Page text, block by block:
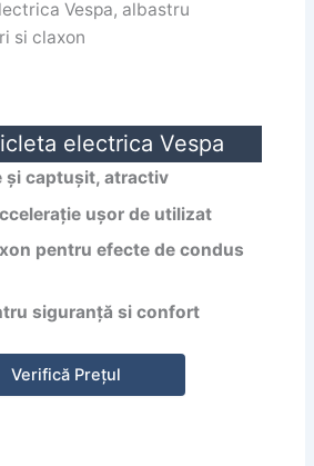
electrica Vespa
și captușit, atractiv
ușor de utilizat
pentru efecte de condus
siguranță si confort
Verifică Prețul